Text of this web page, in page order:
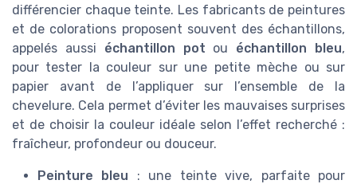
différencier chaque teinte. Les fabricants de peintures
et de colorations proposent souvent des échantillons,
appelés aussi échantillon pot ou échantillon bleu,
pour tester la couleur sur une petite mèche ou sur
papier avant de l’appliquer sur l’ensemble de la
chevelure. Cela permet d’éviter les mauvaises surprises
et de choisir la couleur idéale selon l’effet recherché :
fraîcheur, profondeur ou douceur.
Peinture bleu : une teinte vive, parfaite pour